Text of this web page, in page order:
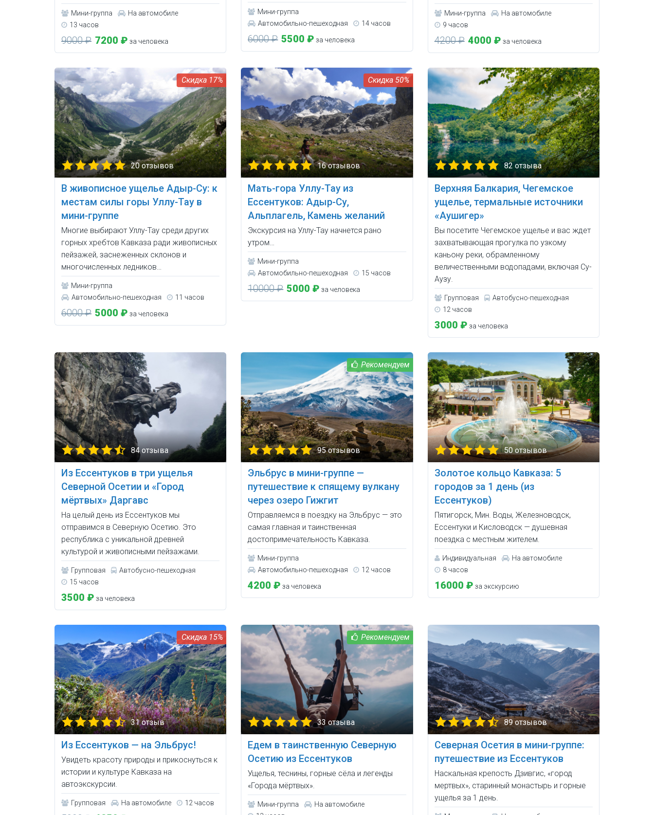
Мини-группа
На автомобиле
13 часов
9000 ₽ 7200 ₽ за человека
Мини-группа
Автомобильно-пешеходная
14 часов
6000 ₽ 5500 ₽ за человека
Мини-группа
На автомобиле
9 часов
4200 ₽ 4000 ₽ за человека
17%
20 отзывов
В живописное ущелье Адыр-Су: к
местам силы горы Уллу-Тау в
мини-группе
Многие выбирают Уллу-Тау среди других
горных хребтов Кавказа ради живописных
пейзажей, заснеженных склонов и
многочисленных ледников…
Мини-группа
Автомобильно-пешеходная
11 часов
6000 ₽ 5000 ₽ за человека
50%
16 отзывов
Мать-гора Уллу-Тау из
Ессентуков: Адыр-Су,
Альплагель, Камень желаний
Экскурсия на Уллу-Тау начнется рано
утром…
Мини-группа
Автомобильно-пешеходная
15 часов
10000 ₽ 5000 ₽ за человека
82 отзыва
Верхняя Балкария, Чегемское
ущелье, термальные источники
«Аушигер»
Вы посетите Чегемское ущелье и вас ждет
захватывающая прогулка по узкому
каньону реки, обрамленному
величественными водопадами, включая Су-
Аузу.
Групповая
Автобусно-пешеходная
12 часов
3000 ₽ за человека
84 отзыва
Из Ессентуков в три ущелья
Северной Осетии и «Город
мёртвых» Даргавс
На целый день из Ессентуков мы
отправимся в Северную Осетию. Это
республика с уникальной древней
культурой и живописными пейзажами.
Групповая
Автобусно-пешеходная
15 часов
3500 ₽ за человека
95 отзывов
Эльбрус в мини-группе —
путешествие к спящему вулкану
через озеро Гижгит
Отправляемся в поездку на Эльбрус — это
самая главная и таинственная
достопримечательность Кавказа.
Мини-группа
Автомобильно-пешеходная
12 часов
4200 ₽ за человека
50 отзывов
Золотое кольцо Кавказа: 5
городов за 1 день (из
Ессентуков)
Пятигорск, Мин. Воды, Железноводск,
Ессентуки и Кисловодск — душевная
поездка с местным жителем.
Индивидуальная
На автомобиле
8 часов
16000 ₽ за экскурсию
15%
31 отзыв
Из Ессентуков — на Эльбрус!
Увидеть красоту природы и прикоснуться к
истории и культуре Кавказа на
автоэкскурсии.
Групповая На автомобиле 12 часов
33 отзыва
Едем в таинственную Северную
Осетию из Ессентуков
Ущелья, теснины, горные сёла и легенды
«Города мёртвых».
Мини-группа
На автомобиле
89 отзывов
Северная Осетия в мини-группе:
путешествие из Ессентуков
Наскальная крепость Дзивгис, «город
мертвых», старинный монастырь и горные
ущелья за 1 день.